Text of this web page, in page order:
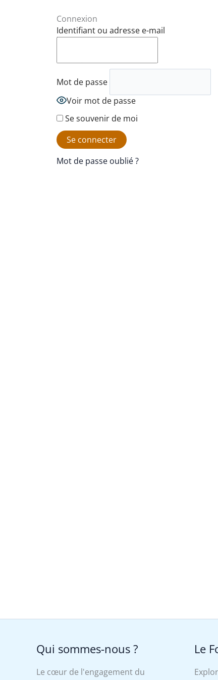
Connexion
Identifiant ou adresse e-mail
Mot de passe
Voir mot de passe
Se souvenir de moi
Mot de passe oublié ?
Qui sommes-nous ?
Le cœur de l'engagement du
Le